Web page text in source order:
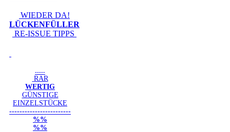
WIEDER DA!
LÜCKENFÜLLER
RE-ISSUE TIPPS
-----
RAR
WERTIG
GÜNSTIGE
EINZELSTÜCKE
------------------------
%%
%%